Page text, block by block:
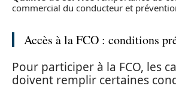
commercial du conducteur et
Accès à la FCO : conditions
Pour participer à la FCO, les
doivent remplir certaines